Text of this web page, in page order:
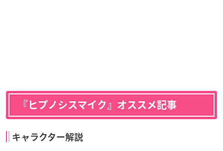
『ヒプノシスマイク』オススメ記事
キャラクター解説